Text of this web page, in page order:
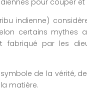
indienne)
certains mythes
fabriqué par les
symbole de la vérité,
matière.